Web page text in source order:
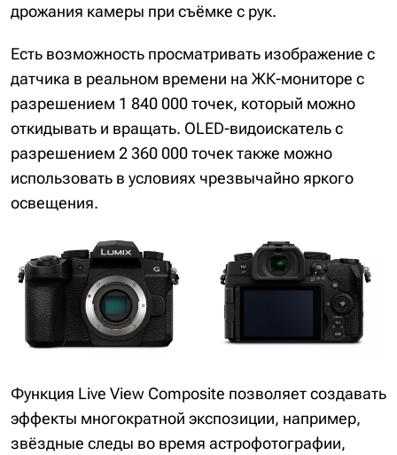
дрожания камеры при съёмке с рук.
Есть возможность просматривать изображение с
датчика в реальном времени на ЖК-мониторе с
разрешением 1 840 000 точек, который можно
откидывать и вращать. OLED-видоискатель с
разрешением 2 360 000 точек также можно
использовать в условиях чрезвычайно яркого
освещения.
Функция Live View Composite позволяет создавать
эффекты многократной экспозиции, например,
звёздные следы во время астрофотографии,